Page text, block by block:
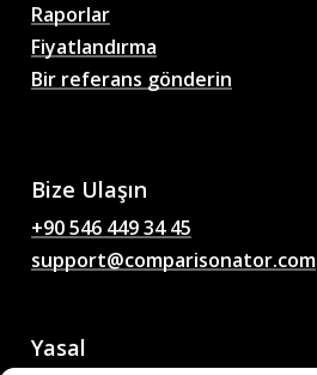
Raporlar
Fiyatlandırma
Bir referans gönderin
Bize Ulaşın
+90 546 449 34 45
support@comparisonator.com
Yasal